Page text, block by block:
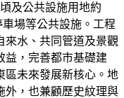
及公共設施用地約
場等公共設施。工程
來水、共同管道及景觀
益，完善都市基礎建
區未來發展新核心。地
外，也兼顧歷史紋理與